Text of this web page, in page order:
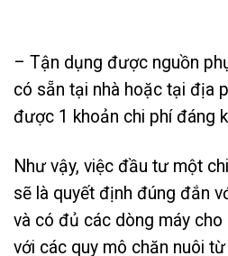
– Tận dụng được nguồn
có sẵn tại nhà hoặc tại địa
được 1 khoản chi phí đáng
Như vậy, việc đầu tư một
sẽ là quyết định đúng đắn
và có đủ các dòng máy
với các quy mô chăn nuôi